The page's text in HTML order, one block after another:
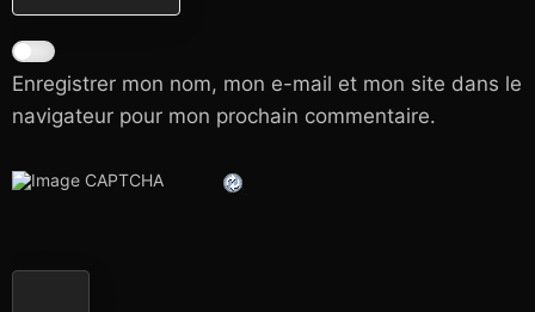
Enregistrer mon nom, mon e-mail et mon site dans le
navigateur pour mon prochain commentaire.